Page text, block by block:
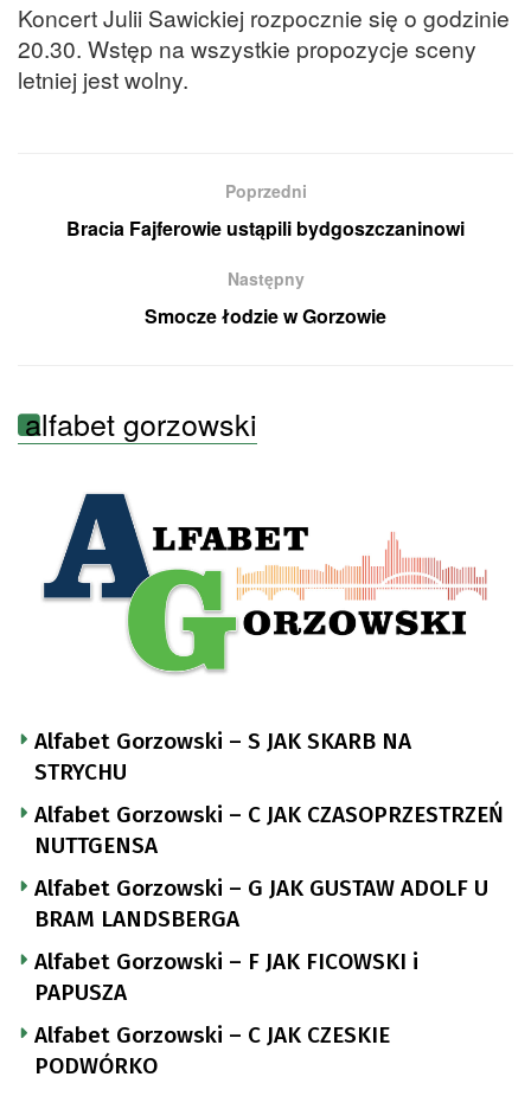
Koncert Julii Sawickiej rozpocznie się o godzinie
20.30. Wstęp na wszystkie propozycje sceny
letniej jest wolny.
Poprzedni
Bracia Fajferowie ustąpili bydgoszczaninowi
Następny
Smocze łodzie w Gorzowie
alfabet gorzowski
Alfabet Gorzowski – S JAK SKARB NA
STRYCHU
Alfabet Gorzowski – C JAK CZASOPRZESTRZEŃ
NUTTGENSA
Alfabet Gorzowski – G JAK GUSTAW ADOLF U
BRAM LANDSBERGA
Alfabet Gorzowski – F JAK FICOWSKI i
PAPUSZA
Alfabet Gorzowski – C JAK CZESKIE
PODWÓRKO